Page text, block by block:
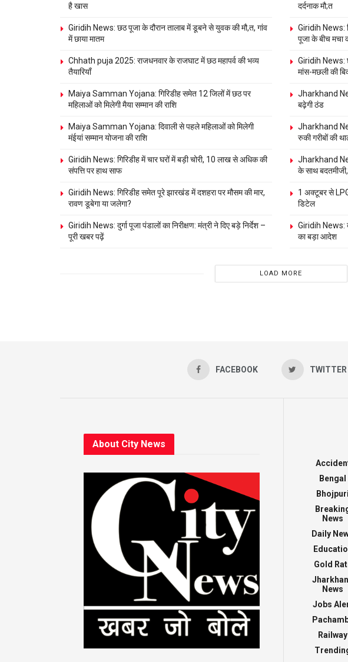
है खास
दर्दनाक मौ;त
Giridih News: छठ पूजा के दौरान तालाब में डूबने से युवक की मौ,त, गांव
में छाया मातम
Giridih News:
पूजा के बीच मचा
Chhath puja 2025: राजधनवार के राजघाट में छठ महापर्व की भव्य
तैयारियाँ
Giridih News:
मांस-मछली की
Maiya Samman Yojana: गिरिडीह समेत 12 जिलों में छठ पर
महिलाओं को मिलेगी मैया सम्मान की राशि
Jharkhand
बढ़ेगी ठंड
Maiya Samman Yojana: दिवाली से पहले महिलाओं को मिलेगी
मंईयां सम्मान योजना की राशि
Jharkhand
रुकी गरीबों की
Giridih News: गिरिडीह में चार घरों में बड़ी चोरी, 10 लाख से अधिक की
संपत्ति पर हाथ साफ
Jharkhand
के साथ
Giridih News: गिरिडीह समेत पूरे झारखंड में दशहरा पर मौसम की मार,
रावण डूबेगा या जलेगा?
1 अक्टूबर से
डिटेल
Giridih News: दुर्गा पूजा पंडालों का निरीक्षण: मंत्री ने दिए बड़े निर्देश –
पूरी खबर पढ़ें
Giridih News:
का बड़ा आदेश
LOAD MORE
FACEBOOK TWITTER
About City News
Bengal
Bhojpuri
News
Daily
Gold
News
Jobs
Railway